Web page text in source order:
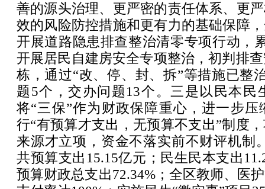
善的源头治理、更严密的责任体系、更
效的风险防控措施和更有力的基础保障
开展道路隐患排查整治清零专项行动，
开展居民自建房安全专项整治，初判排
栋，通过“改、停、封、拆”等措施已整
题5个，交办问题13个。三是以民本民
将“三保”作为财政保障重心，进一步
行“有预算才支出，无预算不支出”制度
来源才立项，资金不落实前不财评机制
共预算支出15.15亿元；民生民本支出
预算财政总支出72.34%；全区教师、医